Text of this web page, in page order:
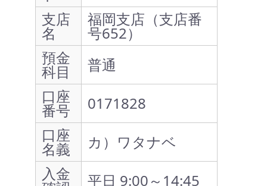
支店
名
福岡支店（支店番
号652）
預金
科目
普通
口座
番号
0171828
口座
名義
カ）ワタナベ
入金
平日 9:00～14:45